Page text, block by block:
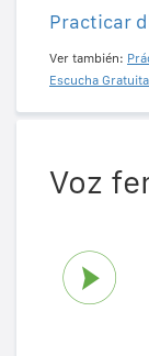
Practicar
Ver también:
Escucha Gratuita
Voz